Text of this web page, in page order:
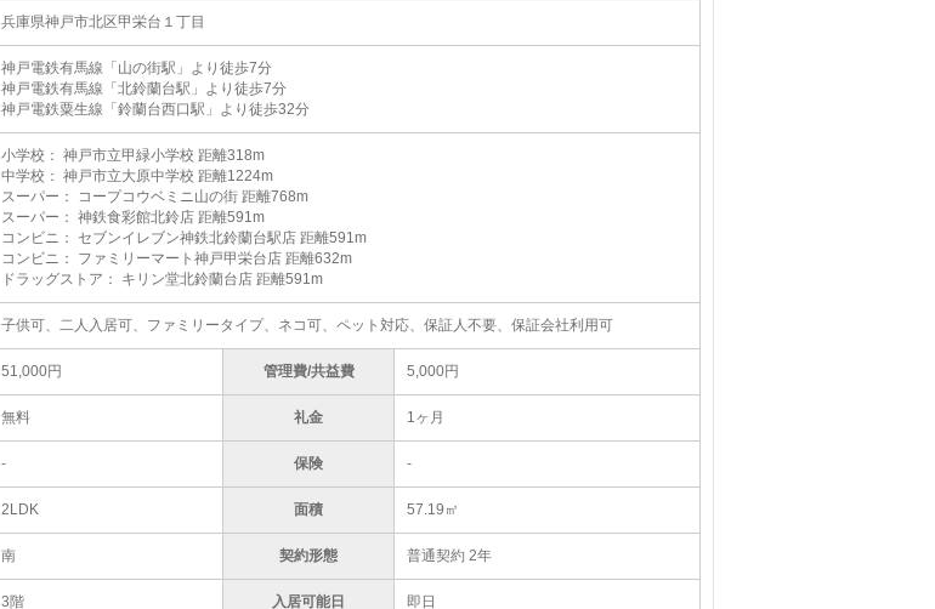
兵庫県神戸市北区甲栄台１丁目
神戸電鉄有馬線「山の街駅」より徒歩7分
神戸電鉄有馬線「北鈴蘭台駅」より徒歩7分
神戸電鉄粟生線「鈴蘭台西口駅」より徒歩32分
小学校： 神戸市立甲緑小学校 距離318m
中学校： 神戸市立大原中学校 距離1224m
スーパー： コープコウベミニ山の街 距離768m
スーパー： 神鉄食彩館北鈴店 距離591m
コンビニ： セブンイレブン神鉄北鈴蘭台駅店 距離591m
コンビニ： ファミリーマート神戸甲栄台店 距離632m
ドラッグストア： キリン堂北鈴蘭台店 距離591m
子供可、二人入居可、ファミリータイプ、ネコ可、ペット対応、保証人不要、保証会社利用可
51,000円 管理費/共益費 5,000円
無料 礼金 1ヶ月
- 保険 -
2LDK 面積 57.19㎡
南 契約形態 普通契約 2年
3階 入居可能日 即日